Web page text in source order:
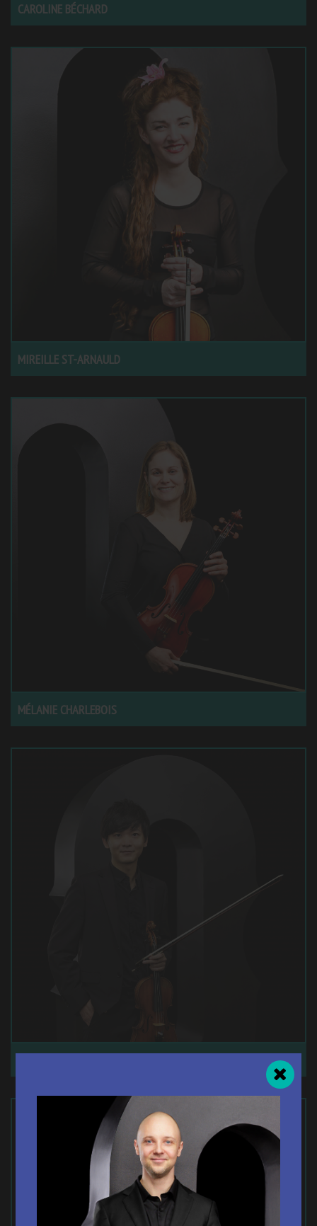
CAROLINE BÉCHARD
MIREILLE ST-ARNAULD
MÉLANIE CHARLEBOIS